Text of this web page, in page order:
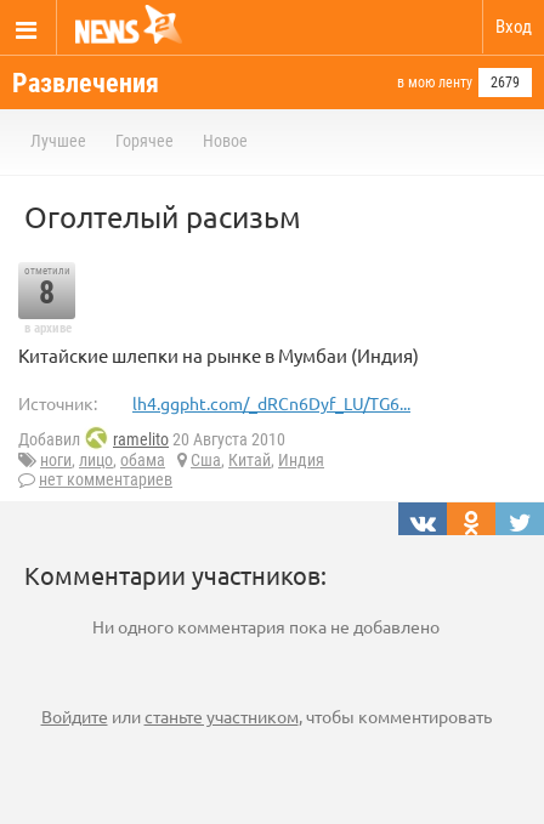
Вход
Развлечения в мою ленту 2679
Лучшее Горячее Новое
Оголтелый расизьм
отметили
8
в архиве
Китайские шлепки на рынке в Мумбаи (Индия)
Источник: lh4.ggpht.com/_dRCn6Dyf_LU/TG6...
Добавил ramelito20 Августа 2010
ноги, лицо, обама Сша, Китай, Индия
нет комментариев
Комментарии участников:
Ни одного комментария пока не добавлено
Войдите илистаньте участником, чтобы комментировать